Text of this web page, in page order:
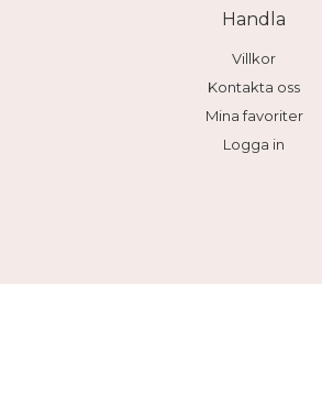
Handla
Villkor
Kontakta oss
Mina favoriter
Logga in